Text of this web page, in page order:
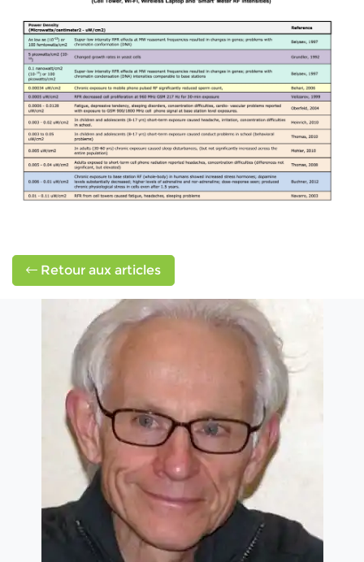
Retour aux articles